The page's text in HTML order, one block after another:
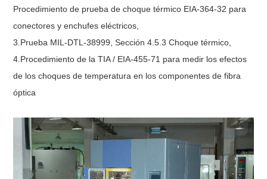
Procedimiento de prueba de choque térmico EIA-364-32 para
conectores y enchufes eléctricos,
3.Prueba MIL-DTL-38999, Sección 4.5.3 Choque térmico,
4.Procedimiento de la TIA / EIA-455-71 para medir los efectos
de los choques de temperatura en los componentes de fibra
óptica